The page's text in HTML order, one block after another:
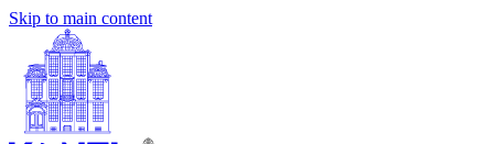
Skip to main content